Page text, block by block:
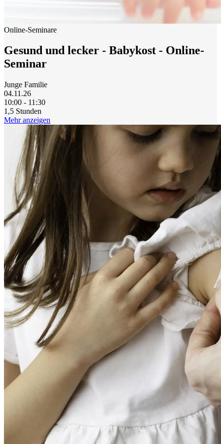
Online-Seminare
Gesund und lecker - Babykost - Online-
Seminar
Junge Familie
04.11.26
10:00 - 11:30
1,5 Stunden
Mehr anzeigen